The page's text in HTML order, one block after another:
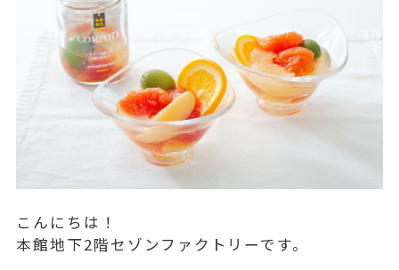
こんにちは！
本館地下2階セゾンファクトリーです。